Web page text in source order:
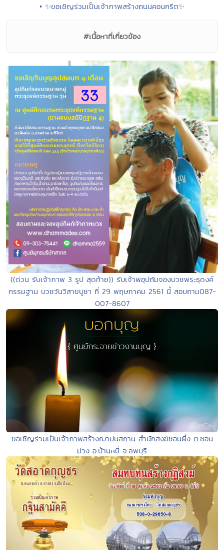
• ✨ขอเชิญร่วมเป็นเจ้าภาพสร้างถนนคอนกรีต✨
#เนื้อหาที่เกี่ยวข้อง
((ด่วน รับเจ้าภาพ 3 รูป สุดท้าย)) รับเจ้าพอุปถัมจองบวชพระธุดงค์
กรรมฐาน บวชวันวิสาขบูชา ที่ 29 พฤษภาคม 2561 นี้ สอบถาม087-
007-8607
ขอเชิญร่วมเป็นเจ้าภาพสร้างฌาปนสถาน สำนักสงฆ์ชอนผึ้ง ต.ชอน
ม่วง อ.บ้านหมี่ จ.ลพบุรี